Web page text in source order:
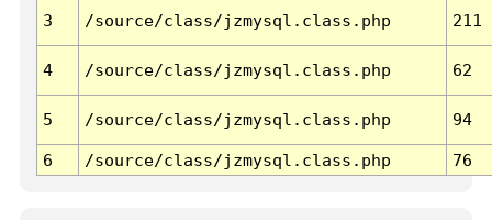
3 /source/class/jzmysql.class.php 211
4 /source/class/jzmysql.class.php 62
5 /source/class/jzmysql.class.php 94
6 /source/class/jzmysql.class.php 76